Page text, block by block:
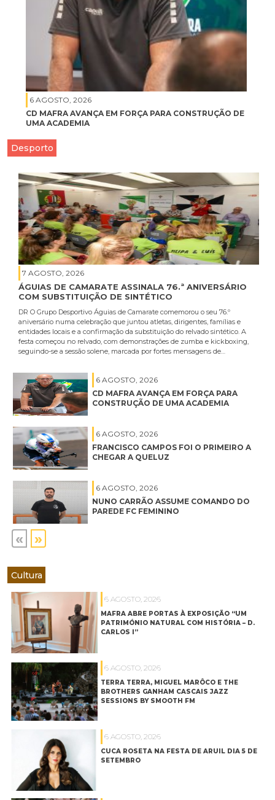
6 AGOSTO, 2026
CD MAFRA AVANÇA EM FORÇA PARA CONSTRUÇÃO DE
UMA ACADEMIA
Desporto
7 AGOSTO, 2026
ÁGUIAS DE CAMARATE ASSINALA 76.ª ANIVERSÁRIO
COM SUBSTITUIÇÃO DE SINTÉTICO
DR O Grupo Desportivo Águias de Camarate comemorou o seu 76.º
aniversário numa celebração que juntou atletas, dirigentes, famílias e
entidades locais e a confirmação da substituição do relvado sintético. A
festa começou no relvado, com demonstrações de zumba e kickboxing,
seguindo-se a sessão solene, marcada por fortes mensagens de…
6 AGOSTO, 2026
CD MAFRA AVANÇA EM FORÇA PARA
CONSTRUÇÃO DE UMA ACADEMIA
6 AGOSTO, 2026
FRANCISCO CAMPOS FOI O PRIMEIRO A
CHEGAR A QUELUZ
6 AGOSTO, 2026
NUNO CARRÃO ASSUME COMANDO DO
PAREDE FC FEMININO
« »
Cultura
6 AGOSTO, 2026
MAFRA ABRE PORTAS À EXPOSIÇÃO “UM
PATRIMÓNIO NATURAL COM HISTÓRIA – D.
CARLOS I”
6 AGOSTO, 2026
TERRA TERRA, MIGUEL MARÔCO E THE
BROTHERS GANHAM CASCAIS JAZZ
SESSIONS BY SMOOTH FM
6 AGOSTO, 2026
CUCA ROSETA NA FESTA DE ARUIL DIA 5 DE
SETEMBRO